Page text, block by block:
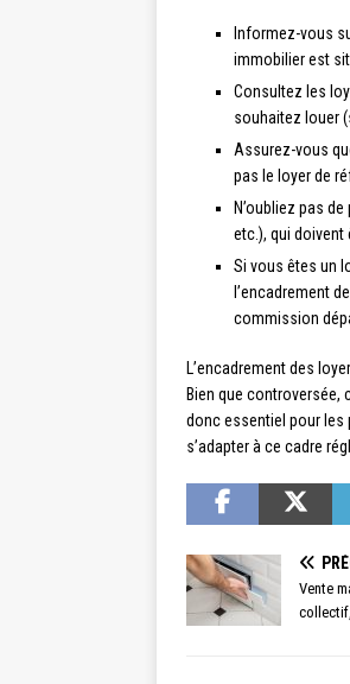
Informez-vous
immobilier est
Consultez les
souhaitez louer
Assurez-vous
pas le loyer de
N’oubliez pas
etc.), qui
Si vous êtes un
l’encadrement
commission
L’encadrement des
Bien que controversée,
donc essentiel pour les
s’adapter à ce cadre
Vente